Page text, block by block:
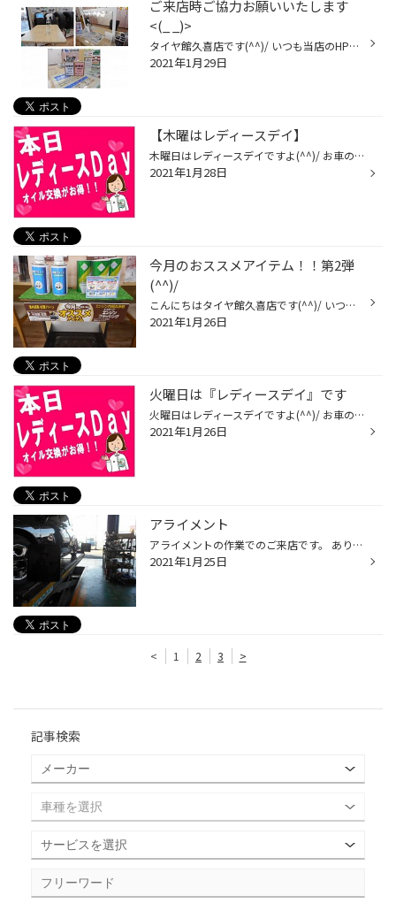
ご来店時ご協力お願いいたします
<(_ _)>
タイヤ館久喜店です(^^)/ いつも当店のHPご覧いただきありがとうございます<(_ _)> なかなか収束にむかいませんね( ;∀;) コロナウィルス対策は引き続き行ってまいりますので、 ご協力よろしくお願いいたします。 1）必ずマスクのご持参、着用をお願いいたします。 2）店舗入り口に消毒液をご用意し...
2021年1月29日
【木曜はレディースデイ】
木曜日はレディースデイですよ(^^)/ お車のメンテナンスは私たちににお任せください<(_ _)> 女性のお客様オイルがお得になります(^^♪ HPご覧いただいて、1,100円((税込))以上のお買い上げのお客様にプレゼント(^^)/ ご来店スタッフ一同お待ちしています<(_ _)>
2021年1月28日
今月のおススメアイテム！！第2弾
(^^)/
こんにちはタイヤ館久喜店です(^^)/ いつもHPご覧いただきありがとうございます<(_ _)> 今月のおススメ エコキープ エンジンオイルフラッシング 車内消臭 抗菌クリーン タイヤ交換やオイル交換と一緒に施工出来きます(^^)/ ぜひご一緒にいかがですか(^_-)-☆
2021年1月26日
火曜日は『レディースデイ』です
火曜日はレディースデイですよ(^^)/ お車のメンテナンスは私たちににお任せください<(_ _)> 女性のお客様オイルがお得になります(^^♪ HPご覧いただいて、1,100円((税込))以上のお買い上げのお客様にプレゼント(^^)/ ご来店スタッフ一同お待ちしています<(_ _)>
2021年1月26日
アライメント
アライメントの作業でのご来店です。 ありがとうございました<(_ _)>
2021年1月25日
< 1 2 3 >
記事検索